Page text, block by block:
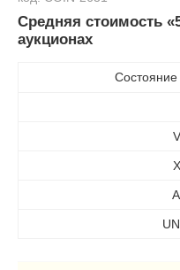
Средняя стоимость
аукционах
Состояние